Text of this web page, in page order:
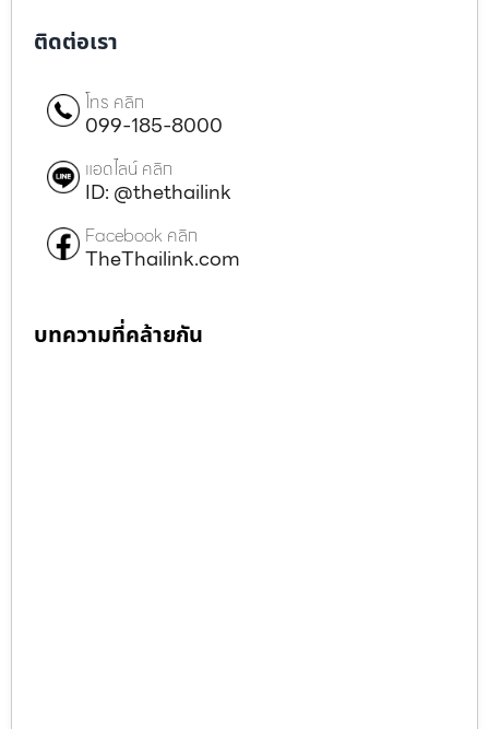
ติดต่อเรา
โทร คลิก
099-185-8000
แอดไลน์ คลิก
ID: @thethailink
Facebook คลิก
TheThailink.com
บทความที่คล้ายกัน